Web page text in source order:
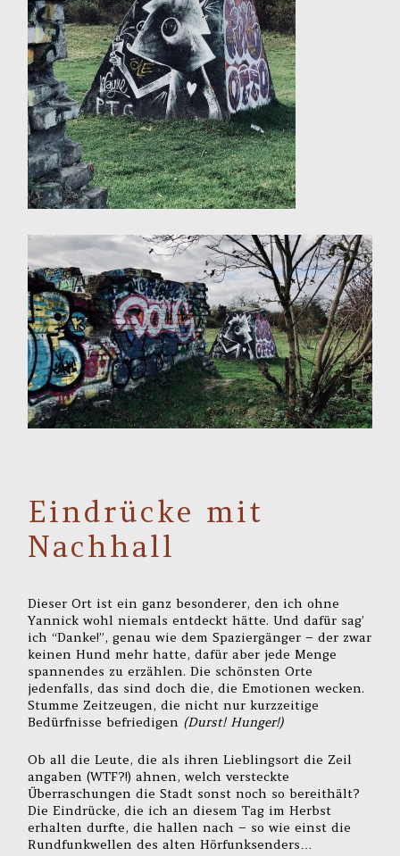
Eindrücke mit
Nachhall
Dieser Ort ist ein ganz besonderer, den ich ohne
Yannick wohl niemals entdeckt hätte. Und dafür sag’
ich “Danke!”, genau wie dem Spaziergänger – der zwar
keinen Hund mehr hatte, dafür aber jede Menge
spannendes zu erzählen. Die schönsten Orte
jedenfalls, das sind doch die, die Emotionen wecken.
Stumme Zeitzeugen, die nicht nur kurzzeitige
Bedürfnisse befriedigen (Durst! Hunger!)
Ob all die Leute, die als ihren Lieblingsort die Zeil
angaben (WTF?!) ahnen, welch versteckte
Überraschungen die Stadt sonst noch so bereithält?
Die Eindrücke, die ich an diesem Tag im Herbst
erhalten durfte, die hallen nach – so wie einst die
Rundfunkwellen des alten Hörfunksenders…